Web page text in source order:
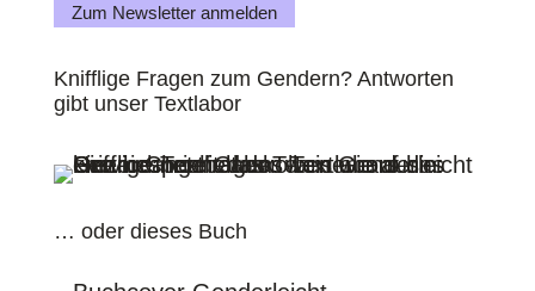
Zum Newsletter anmelden
Knifflige Fragen zum Gendern? Antworten
gibt unser Textlabor
… oder dieses Buch